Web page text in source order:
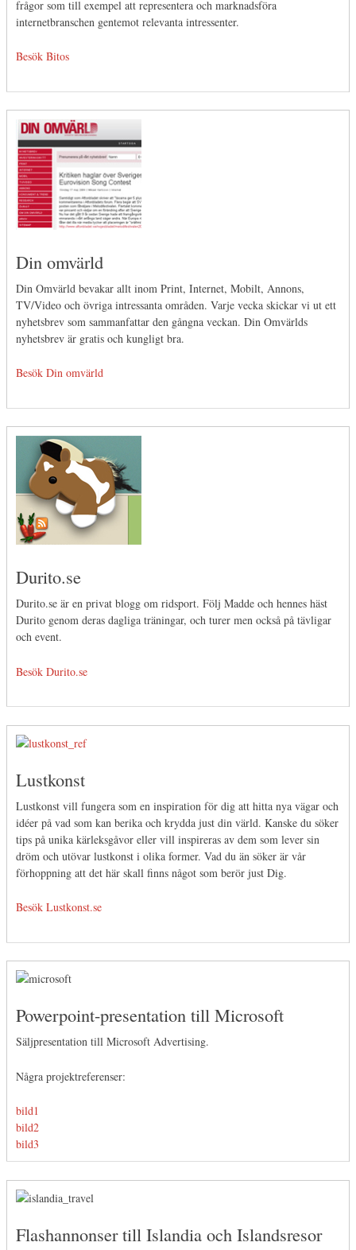
frågor som till exempel att representera och marknadsföra
internetbranschen gentemot relevanta intressenter.
Besök Bitos
Din omvärld
Din Omvärld bevakar allt inom Print, Internet, Mobilt, Annons,
TV/Video och övriga intressanta områden. Varje vecka skickar vi ut ett
nyhetsbrev som sammanfattar den gångna veckan. Din Omvärlds
nyhetsbrev är gratis och kungligt bra.
Besök Din omvärld
Durito.se
Durito.se är en privat blogg om ridsport. Följ Madde och hennes häst
Durito genom deras dagliga träningar, och turer men också på tävligar
och event.
Besök Durito.se
Lustkonst
Lustkonst vill fungera som en inspiration för dig att hitta nya vägar och
idéer på vad som kan berika och krydda just din värld. Kanske du söker
tips på unika kärleksgåvor eller vill inspireras av dem som lever sin
dröm och utövar lustkonst i olika former. Vad du än söker är vår
förhoppning att det här skall finns något som berör just Dig.
Besök Lustkonst.se
Powerpoint-presentation till Microsoft
Säljpresentation tillMicrosoft Advertising.
Några projektreferenser:
bild1
bild2
bild3
Flashannonser till Islandia och Islandsresor